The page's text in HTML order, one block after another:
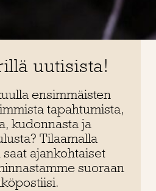
uutisista!
ensimmäisten
tapahtumista,
kudonnasta ja
Tilaamalla
ajankohtaiset
suoraan